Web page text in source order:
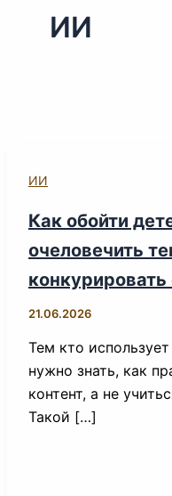
ИИ
ИИ
Как обойти
очеловечить
конкурировать
21.06.2026
Тем кто
нужно знать, как
контент, а не
Такой […]